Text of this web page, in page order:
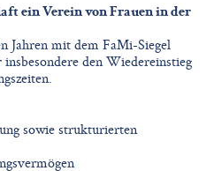
ein Verein von Frauen in der
Jahren mit dem FaMi-Siegel
den Wiedereinstieg
sowie strukturierten